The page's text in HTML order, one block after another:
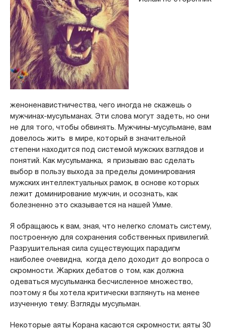
женоненавистничества, чего иногда не скажешь о
мужчинах-мусульманах. Эти слова могут задеть, но они
не для того, чтобы обвинять. Мужчины-мусульмане, вам
довелось жить в мире, который в значительной
степени находится под системой мужских взглядов и
понятий. Как мусульманка, я призываю вас сделать
выбор в пользу выхода за пределы доминирования
мужских интеллектуальных рамок, в основе которых
лежит доминирование мужчин, и осознать, как
болезненно это сказывается на нашей Умме.
Я обращаюсь к вам, зная, что нелегко сломать систему,
построенную для сохранения собственных привилегий.
Разрушительная сила существующих парадигм
наиболее очевидна, когда дело доходит до вопроса о
скромности. Жарких дебатов о том, как должна
одеваться мусульманка бесчисленное множество,
поэтому я бы хотела критически взглянуть на менее
изученную тему: Взгляды мусульман.
Некоторые аяты Корана касаются скромности; аяты 30